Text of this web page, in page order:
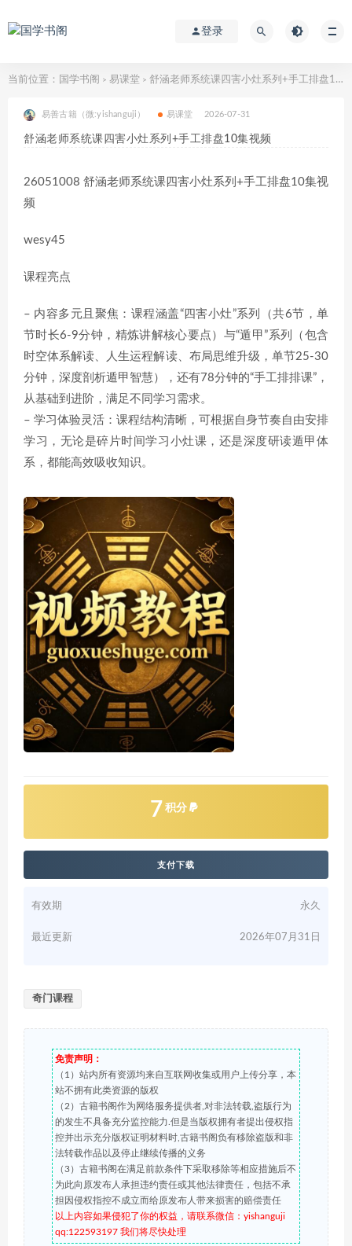
登录
当前位置： 国学书阁 > 易课堂 > 舒涵老师系统课四害小灶系列+手工排盘10集视频
易善古籍（微:yishanguji） 易课堂 2026-07-31
舒涵老师系统课四害小灶系列+手工排盘10集视频
26051008 舒涵老师系统课四害小灶系列+手工排盘10集视
频
wesy45
课程亮点
– 内容多元且聚焦：课程涵盖“四害小灶”系列（共6节，单
节时长6-9分钟，精炼讲解核心要点）与“遁甲”系列（包含
时空体系解读、人生运程解读、布局思维升级，单节25-30
分钟，深度剖析遁甲智慧），还有78分钟的“手工排排课”，
从基础到进阶，满足不同学习需求。
– 学习体验灵活：课程结构清晰，可根据自身节奏自由安排
学习，无论是碎片时间学习小灶课，还是深度研读遁甲体
系，都能高效吸收知识。
7 积分
支付下载
有效期 永久
最近更新 2026年07月31日
奇门课程
免责声明：
（1）站内所有资源均来自互联网收集或用户上传分享，本
站不拥有此类资源的版权
（2）古籍书阁作为网络服务提供者,对非法转载,盗版行为
的发生不具备充分监控能力.但是当版权拥有者提出侵权指
控并出示充分版权证明材料时,古籍书阁负有移除盗版和非
法转载作品以及停止继续传播的义务
（3）古籍书阁在满足前款条件下采取移除等相应措施后不
为此向原发布人承担违约责任或其他法律责任，包括不承
担因侵权指控不成立而给原发布人带来损害的赔偿责任
以上内容如果侵犯了你的权益，请联系微信：yishanguji
qq:122593197 我们将尽快处理